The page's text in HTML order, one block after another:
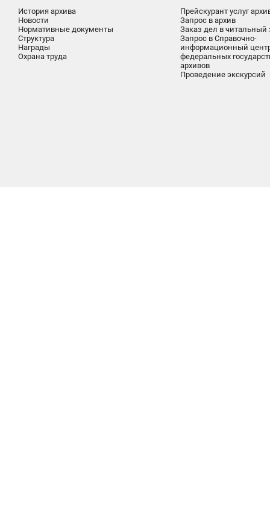
История архива
Новости
Нормативные документы
Структура
Награды
Охрана труда
Прейскурант услуг
Запрос в архив
Заказ дел в читальный
Запрос в Справочно-
информационный
федеральных
архивов
Проведение экскурсий